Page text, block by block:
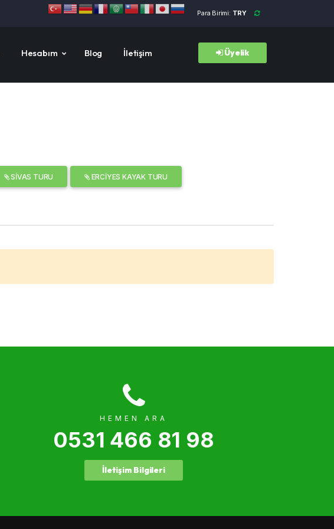
Para Birimi: TRY
Hesabım Blog İletişim Üyelik
SIVAS TURU ERCIYES KAYAK TURU
HEMEN ARA
0531 466 81 98
İletişim Bilgileri